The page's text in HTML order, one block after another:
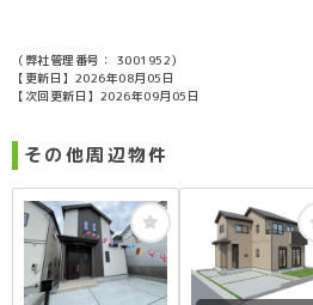
（弊社管理番号： 3001952）
【更新日】2026年08月05日
【次回更新日】2026年09月05日
その他周辺物件